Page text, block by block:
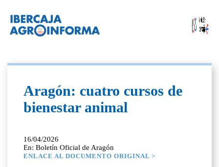
Aragón: cuatro cursos de
bienestar animal
16/04/2026
En: Boletín Oficial de Aragón
ENLACE AL DOCUMENTO ORIGINAL >